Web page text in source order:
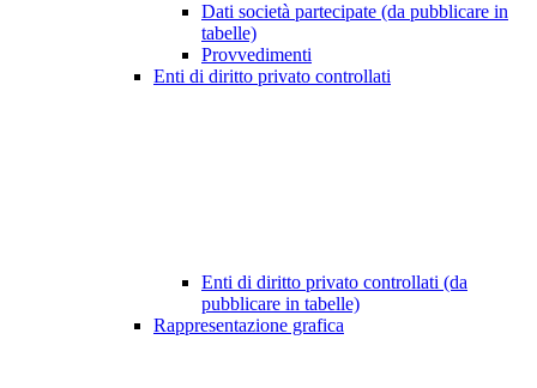
Dati società partecipate (da pubblicare in
tabelle)
Provvedimenti
Enti di diritto privato controllati
Enti di diritto privato controllati (da
pubblicare in tabelle)
Rappresentazione grafica